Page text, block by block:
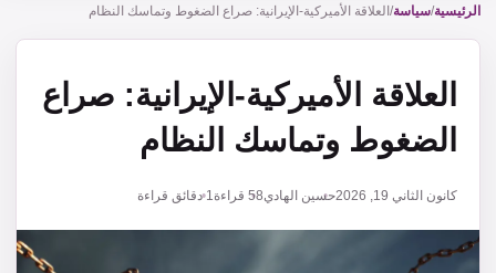
الناشر
الرئيسية/سياسة/ العلاقة الأميركية-الإيرانية: صراع الضغوط وتماسك النظام
العلاقة الأميركية-الإيرانية: صراع
الضغوط وتماسك النظام
كانون الثاني 19, 2026 حسين الهادي58 قراءة1 دقائق قراءة